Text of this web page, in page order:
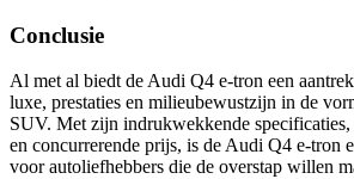
Conclusie
Al met al biedt de Audi Q4 e-tron een
luxe, prestaties en milieubewustzijn in de
SUV. Met zijn indrukwekkende
en concurrerende prijs, is de Audi Q4 e-tron
voor autoliefhebbers die de overstap willen